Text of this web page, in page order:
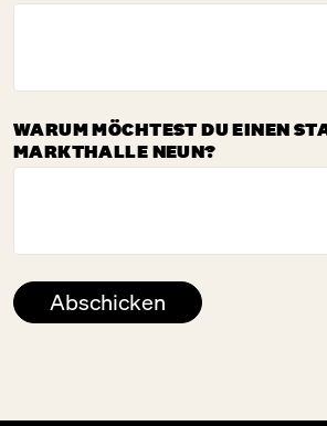
WARUM MÖCHTEST DU EINEN
MARKTHALLE NEUN?
Abschicken